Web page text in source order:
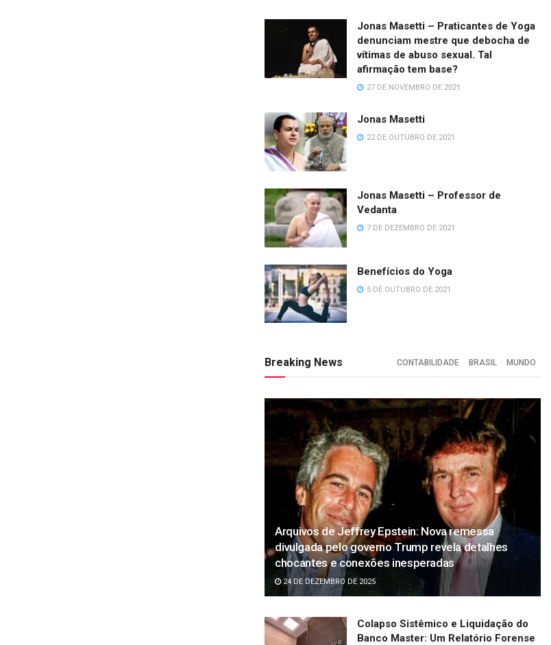
Jonas Masetti – Praticantes de Yoga
denunciam mestre que debocha de
vítimas de abuso sexual. Tal
afirmação tem base?
27 DE NOVEMBRO DE 2021
Jonas Masetti
22 DE OUTUBRO DE 2021
Jonas Masetti – Professor de
Vedanta
7 DE DEZEMBRO DE 2021
Benefícios do Yoga
5 DE OUTUBRO DE 2021
Breaking News CONTABILIDADE BRASIL MUNDO
Arquivos de Jeffrey Epstein: Nova remessa
divulgada pelo governo Trump revela detalhes
chocantes e conexões inesperadas
24 DE DEZEMBRO DE 2025
Colapso Sistêmico e Liquidação do
Banco Master: Um Relatório Forense